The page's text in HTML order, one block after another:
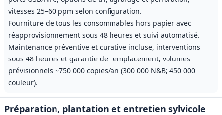
vitesses 25–60 ppm selon configuration.
Fourniture de tous les consommables hors papier avec
réapprovisionnement sous 48 heures et suivi automatisé.
Maintenance préventive et curative incluse, interventions
sous 48 heures et garantie de remplacement; volumes
prévisionnels ~750 000 copies/an (300 000 N&B; 450 000
couleur).
Préparation, plantation et entretien sylvicole